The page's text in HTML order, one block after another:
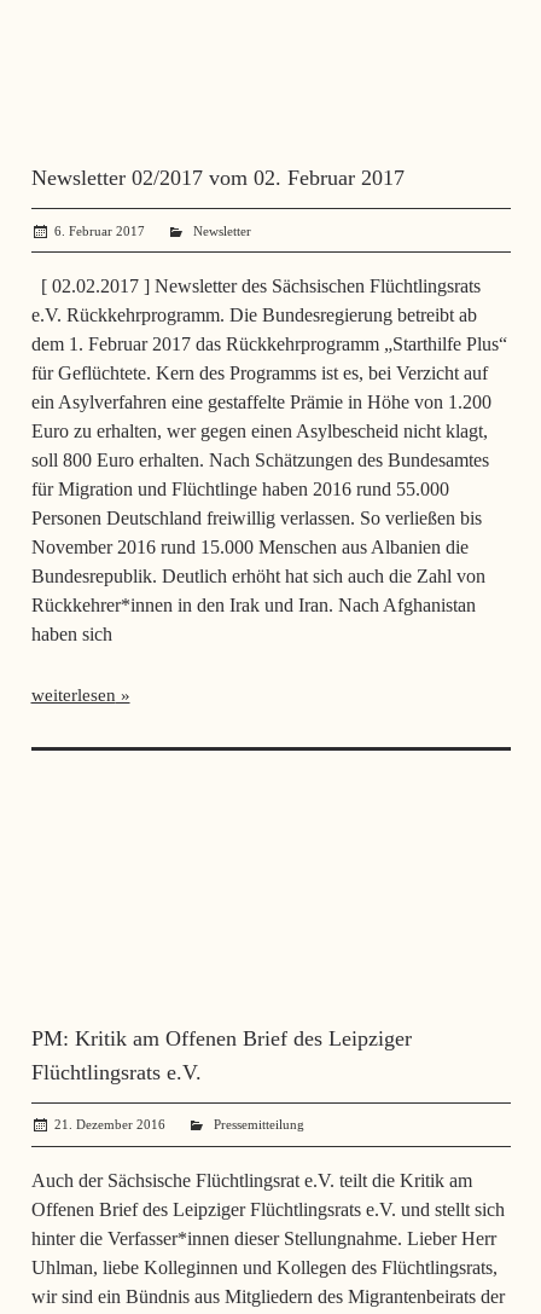
Newsletter 02/2017 vom 02. Februar 2017
6. Februar 2017 administrator
Newsletter
[ 02.02.2017 ] Newsletter des Sächsischen Flüchtlingsrats
e.V. Rückkehrprogramm. Die Bundesregierung betreibt ab
dem 1. Februar 2017 das Rückkehrprogramm „Starthilfe Plus“
für Geflüchtete. Kern des Programms ist es, bei Verzicht auf
ein Asylverfahren eine gestaffelte Prämie in Höhe von 1.200
Euro zu erhalten, wer gegen einen Asylbescheid nicht klagt,
soll 800 Euro erhalten. Nach Schätzungen des Bundesamtes
für Migration und Flüchtlinge haben 2016 rund 55.000
Personen Deutschland freiwillig verlassen. So verließen bis
November 2016 rund 15.000 Menschen aus Albanien die
Bundesrepublik. Deutlich erhöht hat sich auch die Zahl von
Rückkehrer*innen in den Irak und Iran. Nach Afghanistan
haben sich
weiterlesen
PM: Kritik am Offenen Brief des Leipziger
Flüchtlingsrats e.V.
21. Dezember 2016 administrator
Pressemitteilung
Auch der Sächsische Flüchtlingsrat e.V. teilt die Kritik am
Offenen Brief des Leipziger Flüchtlingsrats e.V. und stellt sich
hinter die Verfasser*innen dieser Stellungnahme. Lieber Herr
Uhlman, liebe Kolleginnen und Kollegen des Flüchtlingsrats,
wir sind ein Bündnis aus Mitgliedern des Migrantenbeirats der